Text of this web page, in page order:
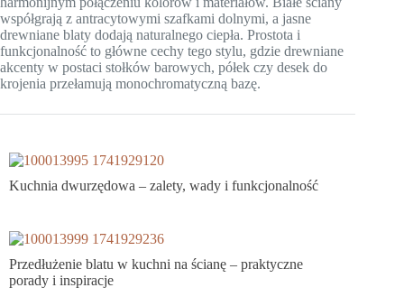
współgrają z antracytowymi szafkami dolnymi, a jasne
drewniane blaty dodają naturalnego ciepła. Prostota i
funkcjonalność to główne cechy tego stylu, gdzie drewniane
akcenty w postaci stołków barowych, półek czy desek do
krojenia przełamują monochromatyczną bazę.
Kuchnia dwurzędowa – zalety, wady i funkcjonalność
Przedłużenie blatu w kuchni na ścianę – praktyczne
porady i inspiracje